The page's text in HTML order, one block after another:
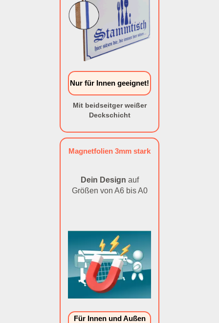
Nur für Innen geeignet!
Mit beidseitger weißer
Deckschicht
Magnetfolien 3mm stark
Dein Design auf
Größen von A6 bis A0
Für Innen und Außen